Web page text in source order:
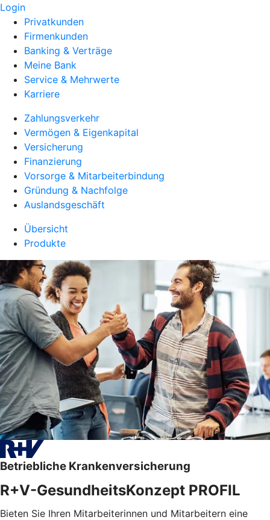
Login
Privatkunden
Firmenkunden
Banking & Verträge
Meine Bank
Service & Mehrwerte
Karriere
Zahlungsverkehr
Vermögen & Eigenkapital
Versicherung
Finanzierung
Vorsorge & Mitarbeiterbindung
Gründung & Nachfolge
Auslandsgeschäft
Übersicht
Produkte
Betriebliche Krankenversicherung
R+V-GesundheitsKonzept PROFIL
Bieten Sie Ihren Mitarbeiterinnen und Mitarbeitern eine